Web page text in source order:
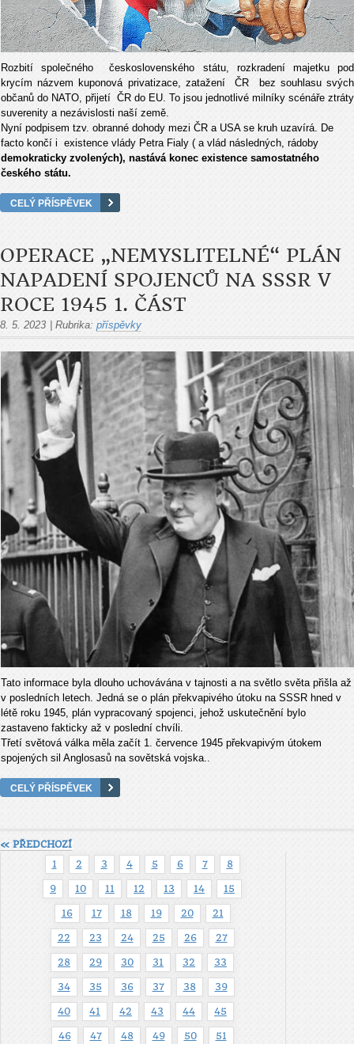
Rozbití společného československého státu, rozkradení majetku pod
krycím názvem kuponová privatizace, zatažení ČR bez souhlasu svých
občanů do NATO, přijetí ČR do EU. To jsou jednotlivé milníky scénáře ztráty
suverenity a nezávislosti naší země.
Nyní podpisem tzv. obranné dohody mezi ČR a USA se kruh uzavírá. De
facto končí i existence vlády Petra Fialy ( a vlád následných, rádoby
demokraticky zvolených), nastává konec existence samostatného
českého státu.
CELÝ PŘÍSPĚVEK
OPERACE „NEMYSLITELNÉ“ PLÁN
NAPADENÍ SPOJENCŮ NA SSSR V
ROCE 1945 1. ČÁST
8. 5. 2023 Rubrika: příspěvky
Tato informace byla dlouho uchovávána v tajnosti a na světlo světa přišla až
v posledních letech. Jedná se o plán překvapivého útoku na SSSR hned v
létě roku 1945, plán vypracovaný spojenci, jehož uskutečnění bylo
zastaveno fakticky až v poslední chvíli.
Třetí světová válka měla začít 1. července 1945 překvapivým útokem
spojených sil Anglosasů na sovětská vojska..
CELÝ PŘÍSPĚVEK
« PŘEDCHOZÍ
1
2 3 4 5 6 7 8
9 10 11 12 13 14 15
16 17 18 19 20 21
22 23 24 25 26 27
28 29 30 31 32 33
34 35 36 37 38 39
40 41 42 43 44 45
46 47 48 49 50 51